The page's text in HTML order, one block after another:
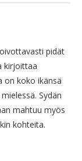
pidät
kirjoittaa
on koko ikänsä
Sydän
mahtuu myös
kohteita.